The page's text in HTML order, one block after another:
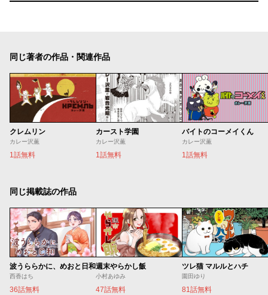
同じ著者の作品・関連作品
クレムリン
カレー沢薫
1話無料
カースト学園
カレー沢薫
1話無料
バイトのコーメイくん
カレー沢薫
1話無料
同じ掲載誌の作品
波うららかに、めおと日和
西香はち
36話無料
週末やらかし飯
小村あゆみ
47話無料
ツレ猫 マルルとハチ
園田ゆり
81話無料